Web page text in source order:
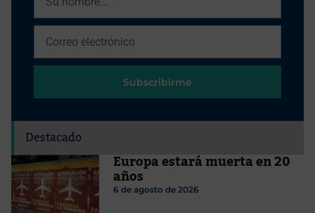
Subscribirme
Destacado
Europa estará muerta en 20
años
6 de agosto de 2026